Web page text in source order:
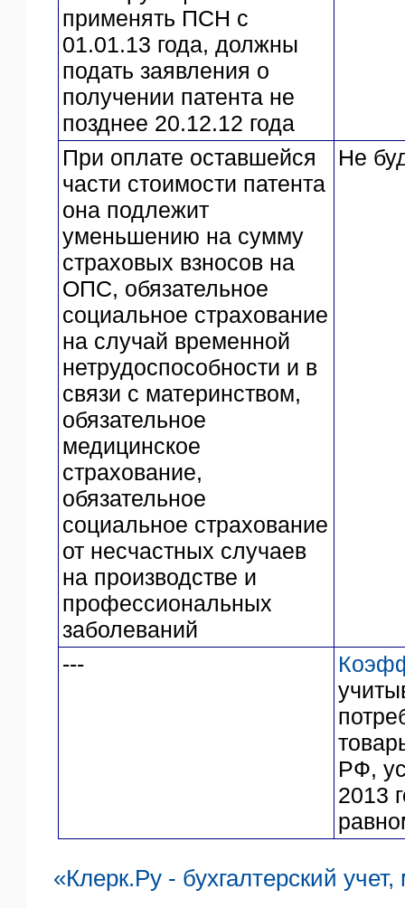
применять ПСН с
01.01.13 года, должны
подать заявления о
получении патента не
позднее 20.12.12 года
При оплате оставшейся
части стоимости патента
она подлежит
уменьшению на сумму
страховых взносов на
ОПС, обязательное
социальное страхование
на случай временной
нетрудоспособности и в
связи с материнством,
обязательное
медицинское
страхование,
обязательное
социальное страхование
от несчастных случаев
на производстве и
профессиональных
заболеваний
Не
---
РФ,
2013
«Клерк.Ру - бухгалтерский